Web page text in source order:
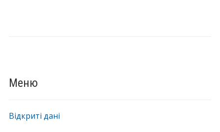
Меню
Відкриті дані